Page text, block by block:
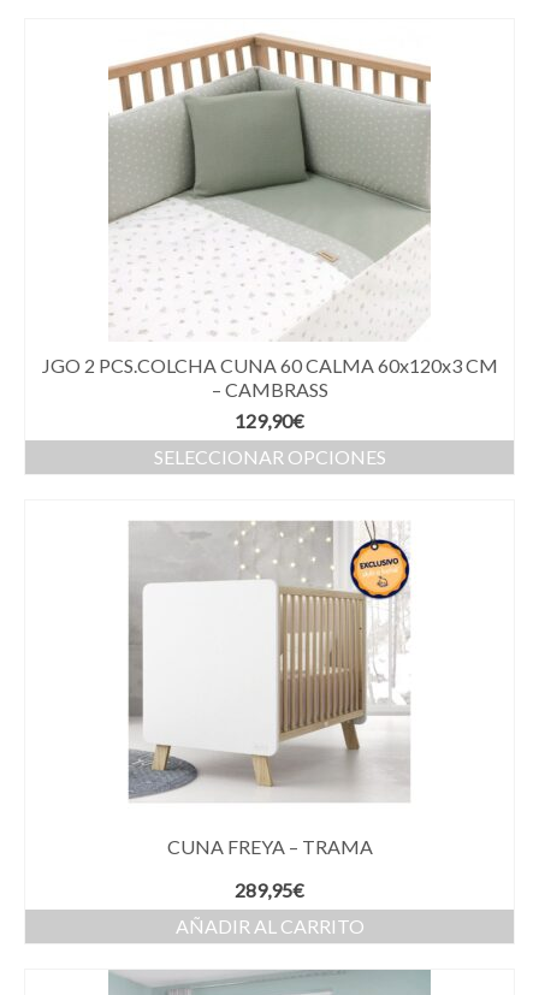
JGO 2 PCS.COLCHA CUNA 60 CALMA 60x120x3 CM
– CAMBRASS
129,90€
SELECCIONAR OPCIONES
CUNA FREYA – TRAMA
289,95€
AÑADIR AL CARRITO